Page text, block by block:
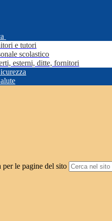
e tutori
scolastico
esterni, ditte, fornitori
per le pagine del sito